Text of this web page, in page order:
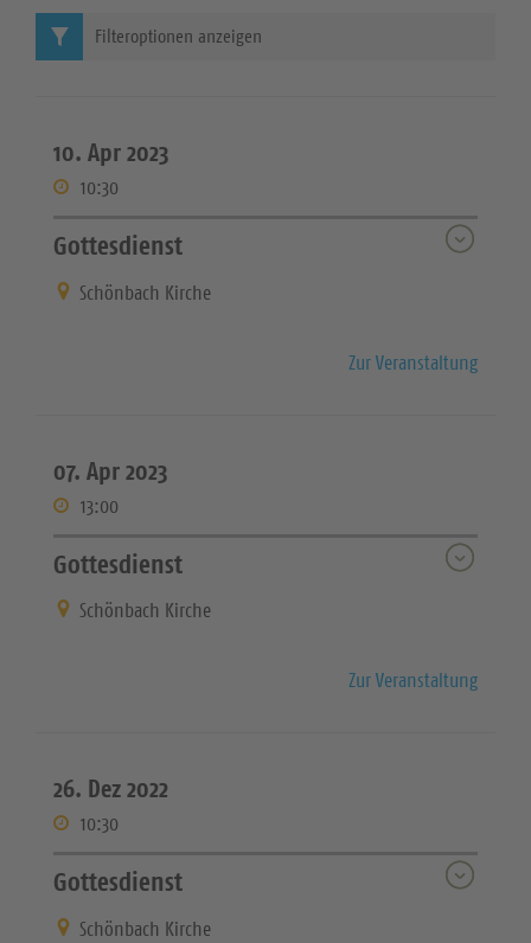
10. Apr 2023
10:30
Gottesdienst
Schönbach Kirche
Zur Veranstaltung
07. Apr 2023
13:00
Gottesdienst
Schönbach Kirche
Zur Veranstaltung
26. Dez 2022
10:30
Gottesdienst
Schönbach Kirche
Filteroptionen anzeigen